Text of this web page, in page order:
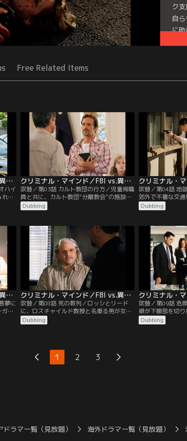
ク
自
に
Free Related Items
クリミナル・マインド／FBI vs.異常犯罪 シーズン4 第02話／吹替
ハイ
暴
ド
残
で起
と
そ
。
クリミナル・マインド／FBI vs.異常犯罪 シーズン4 第03話／吹替
吹替／第03話 カルト教団の行方／児童局職
員と共に、カルト教団“分離教会”の施設を
訪問したプレンティスとリード。ここで暮
らす15歳の少女から性的被害をほのめかす
会の内情を調査するのが目的だった。少女
たちの面談を始めて間もなく、武装した州
警察が突然強制捜査に乗り込んでくる。警
察と信者らとの激しい銃撃戦へ発展し…。
Dubbing
吹替／第04話 地
郊外で不審な交
生。いずれも、
普通車にトレー
しかし、検視の
していたことが
頭部損傷で、し
問を受けていた。
Dubbing
クリミナル・マインド／FBI vs.異常犯罪 シーズン4 第07話／吹替
夢に
ン
6歳
こ
クリミナル・マインド／FBI vs.異常犯罪 シーズン4 第08話／吹替
吹替／第08話 死の数列／ロッシとリード
に、ロスチャイルド教授と名乗る男が女性
7人を殺したと告白する。さらに、あと5人
が9時間以内に死ぬことになっているが救
表した」と答える。間もなく、託児所経営
の女性と子供4人誘拐のニュースが届き、
この男によるものだということが判明す
Dubbing
吹替／第09話 危
娘が下腹部を切
はその晩、妹と
性に声をかけら
Dubbing
1 2 3
ラマ一覧（見放題） 海外ドラマ一覧（見放題）